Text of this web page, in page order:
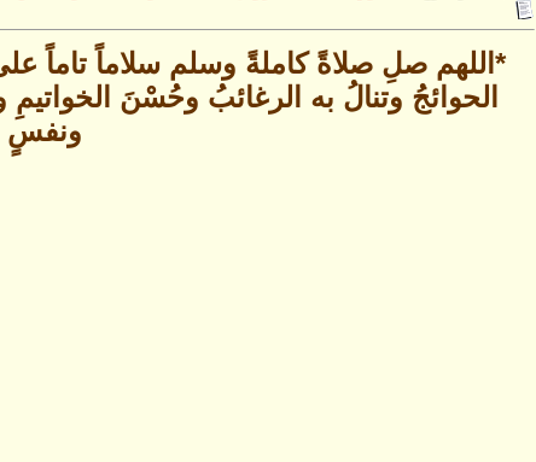
*اللهم صلِ صلاةً كاملةً وسلم سلاماً تاماً
الحوائجُ وتنالُ به الرغائبُ وحُسْنَ
ونفسٍ